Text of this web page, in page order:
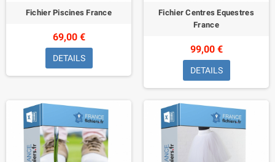
Fichier Piscines France
69,00 €
DETAILS
Fichier Centres Equestres
France
99,00 €
DETAILS